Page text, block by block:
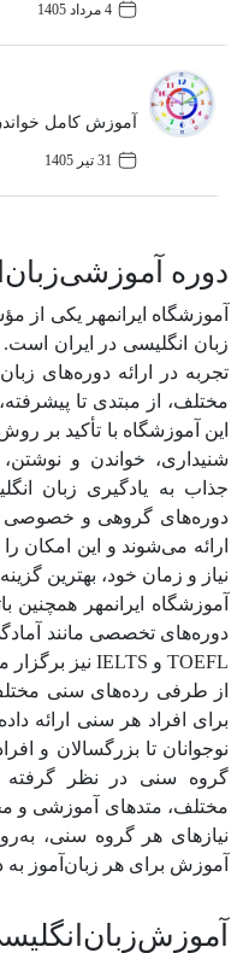
4 مرداد 1405
آموزش کامل
31 تیر 1405
دوره
آموزشگاه ایرانمهر یکی
زبان انگلیسی در ایران
تجربه در ارائه دوره‌های
مختلف، از مبتدی تا
این آموزشگاه با تأکید بر
شنیداری، خواندن و
جذاب به یادگیری زبان
دوره‌های گروهی و خصوصی
ارائه می‌شوند و این امکان
نیاز و زمان خود، بهترین
آموزشگاه ایرانمهر
همچنین
دوره‌های تخصصی مانند
TOEFL و IELTS نیز برگزار می‌کند.
از طرفی رده‌های سنی
برای افراد هر سنی ارائه
نوجوانان تا بزرگسالان و
گروه سنی در نظر گرفته
مختلف، متد‌های آموزشی و
نیازهای هر گروه سنی،
آموزش برای هر زبان‌آموز